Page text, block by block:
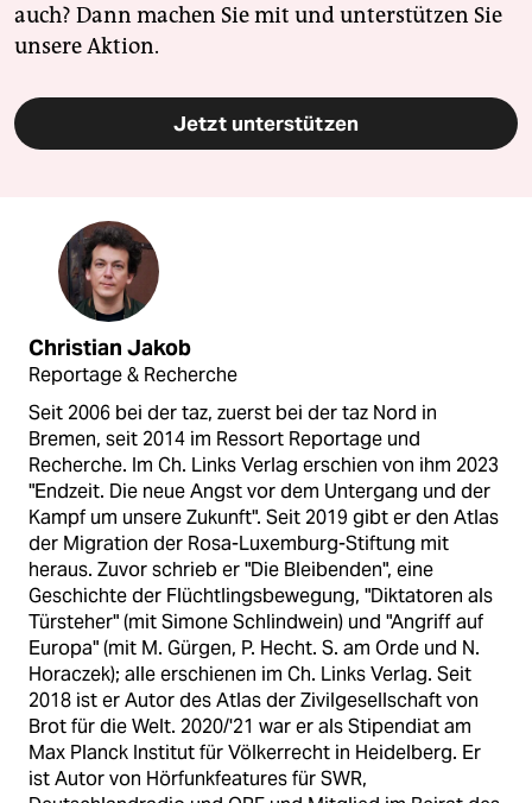
auch? Dann machen Sie mit und unterstützen Sie
unsere Aktion.
Jetzt unterstützen
Christian Jakob
Reportage & Recherche
Seit 2006 bei der taz, zuerst bei der taz Nord in
Bremen, seit 2014 im Ressort Reportage und
Recherche. Im Ch. Links Verlag erschien von ihm 2023
"Endzeit. Die neue Angst vor dem Untergang und der
Kampf um unsere Zukunft". Seit 2019 gibt er den Atlas
der Migration der Rosa-Luxemburg-Stiftung mit
heraus. Zuvor schrieb er "Die Bleibenden", eine
Geschichte der Flüchtlingsbewegung, "Diktatoren als
Türsteher" (mit Simone Schlindwein) und "Angriff auf
Europa" (mit M. Gürgen, P. Hecht. S. am Orde und N.
Horaczek); alle erschienen im Ch. Links Verlag. Seit
2018 ist er Autor des Atlas der Zivilgesellschaft von
Brot für die Welt. 2020/'21 war er als Stipendiat am
Max Planck Institut für Völkerrecht in Heidelberg. Er
ist Autor von Hörfunkfeatures für SWR,